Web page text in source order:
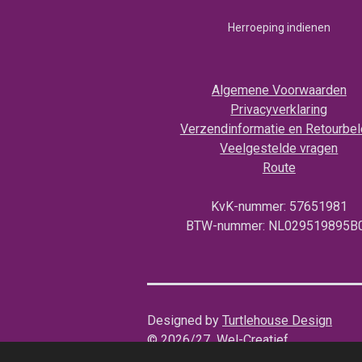
t
p
p
e
b
o
k
T
e
Herroeping indienen
Algemene Voorwaarden
Privacyverklaring
Verzendinformatie en
Veelgestelde vragen
Route
KvK-nummer: 57651981
BTW-nummer:
Designed by Turtlehouse Design
© 2026/27 Wel-Creatief